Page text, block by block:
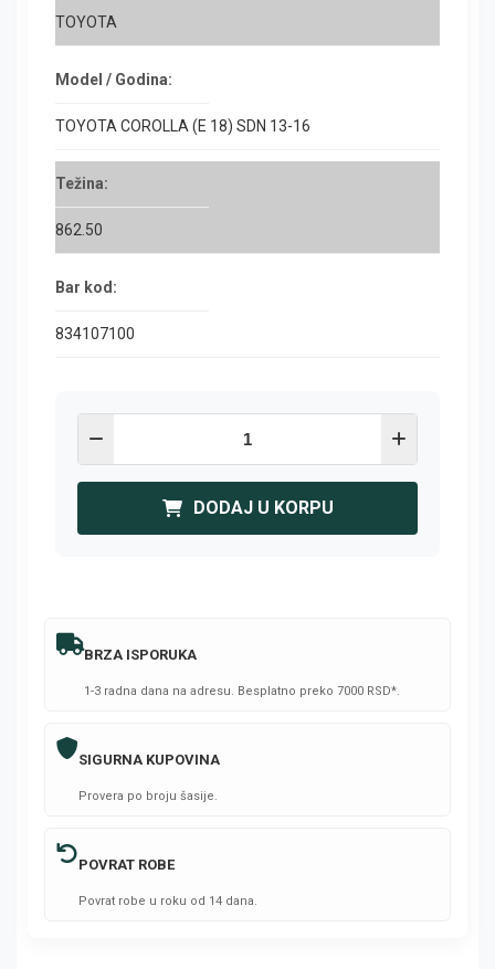
TOYOTA
Model / Godina:
TOYOTA COROLLA (E 18) SDN 13-16
Težina:
862.50
Bar kod:
834107100
DODAJ U KORPU
BRZA ISPORUKA
1-3 radna dana na adresu. Besplatno preko 7000 RSD*.
SIGURNA KUPOVINA
Provera po broju šasije.
POVRAT ROBE
Povrat robe u roku od 14 dana.